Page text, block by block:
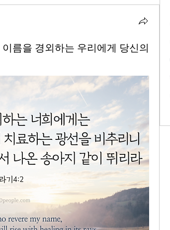
름을 경외하는 우리에게 당신의